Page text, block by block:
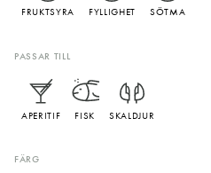
FRUKTSYRA FYLLIGHET SÖTMA
PASSAR TILL
APERITIF FISK SKALDJUR
FÄRG